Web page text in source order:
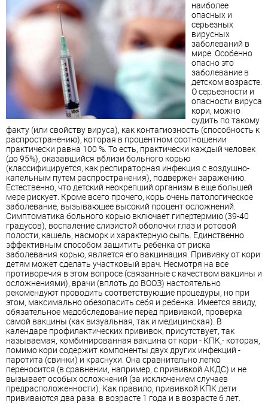
наиболее
опасных и
серьезных
вирусных
заболеваний в
мире. Особенно
опасно это
заболевание в
детском возрасте.
О серьезности и
опасности вируса
кори, можно
судить по такому
факту (или свойству вируса), как контагиозность (способность к
распространению), которая в процентном соотношении
практически равна 100 %. То есть, практически каждый человек
(до 95%), оказавшийся вблизи больного корью
(классифицируется, как респираторная инфекция с воздушно-
капельным путем распространения), подвержен заражению.
Естественно, что детский неокрепший организм в еще большей
мере рискует. Кроме всего прочего, корь очень патологическое
заболевание, вызывающее высокий процент осложнений.
Симптоматика больного корью включает гипертермию (39-40
градусов), воспаление слизистой оболочки глаз и ротовой
полости, кашель, насморк и характерную сыпь. Единственно
эффективным способом защитить ребенка от риска
заболевания корью, является его вакцинация. Прививку от кори
детям может сделать участковый врач . Несмотря на все
противоречия в этом вопросе (связанные с качеством вакцины и
осложнениями), врачи (вплоть до ВООЗ) настоятельно
рекомендуют проводить соответствующие процедуры, но при
этом, максимально обезопасить себя и ребенка. Имеется ввиду,
обязательное медобследование перед прививкой, проверка
самой вакцины (как визуальная, так и медицинская). В
календаре профилактических прививок, присутствует, так
называемая, комбинированная вакцина от кори - КПК,- которая,
помимо кори содержит компоненты двух других инфекций -
паротита (свинки) и краснухи. Она сравнительно легко
переносится (в сравнении, например, с прививкой АКДС) и не
вызывает особых осложнений (за исключением случаев
предрасположенности). Как правило, прививкой КПК дети
прививаются два раза: в возрасте 1 года и в возрасте 6 лет.